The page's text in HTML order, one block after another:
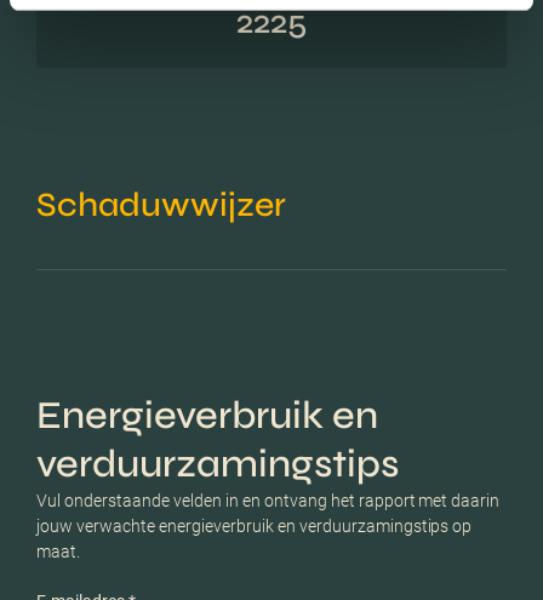
2225
Schaduwwijzer
Energieverbruik en
verduurzamingstips
Vul onderstaande velden in en ontvang het rapport met daarin
jouw verwachte energieverbruik en verduurzamingstips op
maat.